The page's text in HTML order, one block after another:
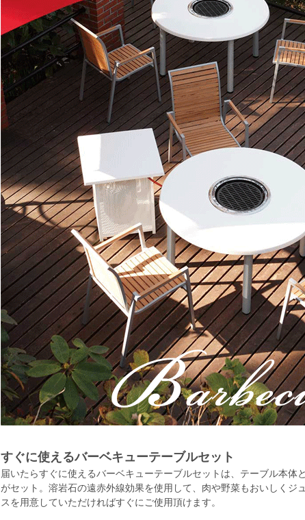
すぐに使えるバーベキューテーブルセット
届いたらすぐに使えるバーベキューテーブルセットは、テーブル本体
がセット。溶岩石の遠赤外線効果を使用して、肉や野菜もおいしくジ
スを用意していただければすぐにご使用頂けます。